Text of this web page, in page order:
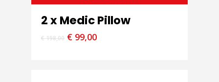
2 x Medic Pillow
€198,00 € 99,00